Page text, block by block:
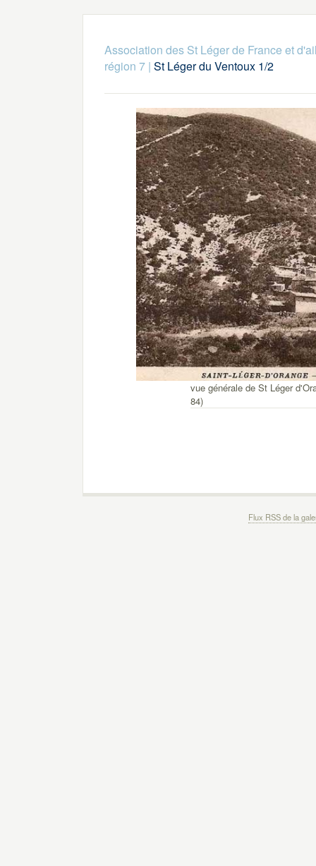
Association des St Léger de France et
région 7| St Léger du Ventoux 1/2
vue générale de St Léger
84)
Flux RSS de la